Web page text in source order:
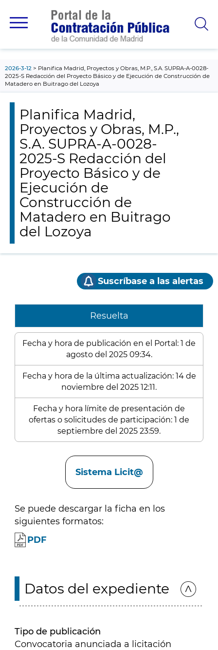
principal
2026-3-12
Planifica Madrid, Proyectos y Obras, M.P., S.A. SUPRA-A-0028-
2025-S Redacción del Proyecto Básico y de Ejecución de Construcción de
Matadero en Buitrago del Lozoya
Planifica Madrid,
Proyectos y Obras, M.P.,
S.A. SUPRA-A-0028-
2025-S Redacción del
Proyecto Básico y de
Ejecución de
Construcción de
Matadero en Buitrago
del Lozoya
Suscríbase a las alertas
Resuelta
Fecha y hora de publicación en el Portal: 1 de
agosto del 2025 09:34.
Fecha y hora de la última actualización: 14 de
noviembre del 2025 12:11.
Fecha y hora límite de presentación de
ofertas o solicitudes de participación: 1 de
septiembre del 2025 23:59.
Sistema Licit@
Se puede descargar la ficha en los
siguientes formatos:
PDF
Datos del expediente
Tipo de publicación
Convocatoria anunciada a licitación